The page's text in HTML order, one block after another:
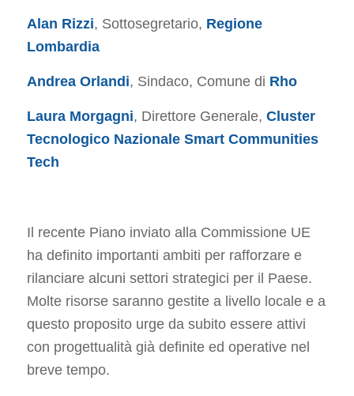
Alan Rizzi, Sottosegretario, Regione
Lombardia
Andrea Orlandi, Sindaco, Comune di Rho
Laura Morgagni, Direttore Generale, Cluster
Tecnologico Nazionale Smart Communities
Tech
Il recente Piano inviato alla Commissione UE
ha definito importanti ambiti per rafforzare e
rilanciare alcuni settori strategici per il Paese.
Molte risorse saranno gestite a livello locale e a
questo proposito urge da subito essere attivi
con progettualità già definite ed operative nel
breve tempo.